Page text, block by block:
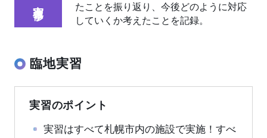
たことを振り返り、今後どのように対応
していくか考えたことを記録。
臨地実習
実習のポイント
実習はすべて札幌市内の施設で実施！すべ